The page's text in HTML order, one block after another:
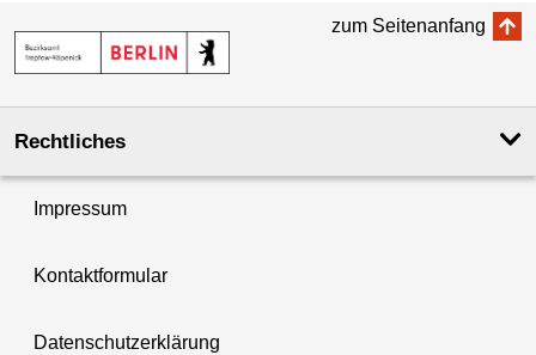
zum Seitenanfang
Rechtliches
Impressum
Kontaktformular
Datenschutzerklärung